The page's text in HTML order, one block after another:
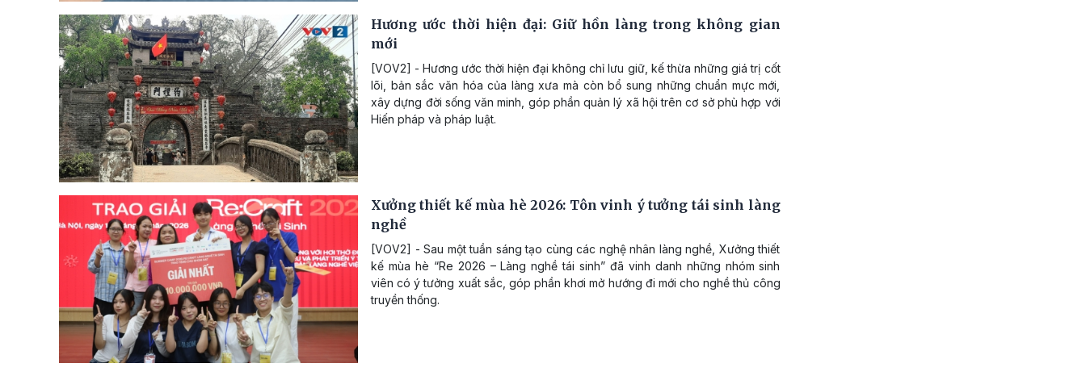
Hương ước thời hiện đại: Giữ hồn làng trong không gian
mới
[VOV2] - Hương ước thời hiện đại không chỉ lưu giữ, kế thừa những giá trị cốt
lõi, bản sắc văn hóa của làng xưa mà còn bổ sung những chuẩn mực mới,
xây dựng đời sống văn minh, góp phần quản lý xã hội trên cơ sở phù hợp với
Hiến pháp và pháp luật.
Xưởng thiết kế mùa hè 2026: Tôn vinh ý tưởng tái sinh làng
nghề
[VOV2] - Sau một tuần sáng tạo cùng các nghệ nhân làng nghề, Xưởng thiết
kế mùa hè “Re 2026 – Làng nghề tái sinh” đã vinh danh những nhóm sinh
viên có ý tưởng xuất sắc, góp phần khơi mở hướng đi mới cho nghề thủ công
truyền thống.